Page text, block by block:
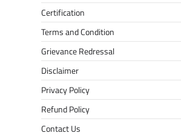
Certification
Terms and Condition
Grievance Redressal
Disclaimer
Privacy Policy
Refund Policy
Contact Us